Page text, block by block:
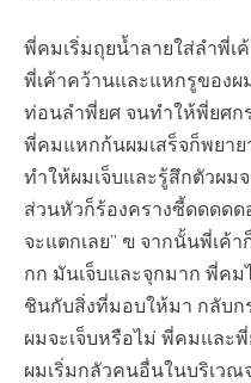
พี่คมเริ่มถุยน้ำลายใส่ลำพี่เ
พี่เค้าคว้านและแหกรูของ
ท่อนลำพี่ยศ จนทำให้พี่ยศก
พี่คมแหกก้นผมเสร็จก็พยาย
ทำให้ผมเจ็บและรู้สึกตัวผม
ส่วนหัวก็ร้องครางซี้ดดดดด
จะแตกเลย” ฃ จากนั้นพี่เค้
กก มันเจ็บและจุกมาก พี่คม
ชินกับสิ่งที่มอบให้มา กลับก
ผมจะเจ็บหรือไม่ พี่คมและ
ผมเริ่มกลัวคนอื่นในบริเว